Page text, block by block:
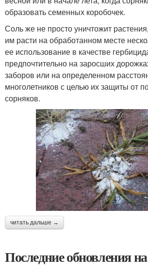
образовать семенных коробочек.
Соль же не просто уничтожит
им расти на обработанном месте
ее использование в качестве
предпочтительно на заросших
заборов или на определенном
многолетников с целью их защиты от
сорняков.
читать дальше →
Последние обновления